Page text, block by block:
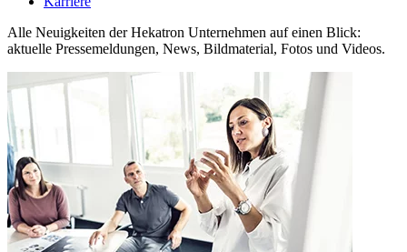
Alle Neuigkeiten der Hekatron Unternehmen auf einen Blick:
aktuelle Pressemeldungen, News, Bildmaterial, Fotos und Videos.